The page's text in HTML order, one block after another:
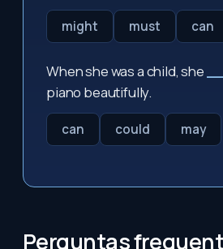
might must can
When she was a child, she
piano beautifully.
can could may
Perguntas